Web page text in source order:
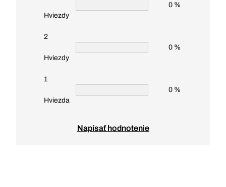
Hviezdy
0 %
2
Hviezdy
0 %
1
Hviezda
0 %
Napísať hodnotenie